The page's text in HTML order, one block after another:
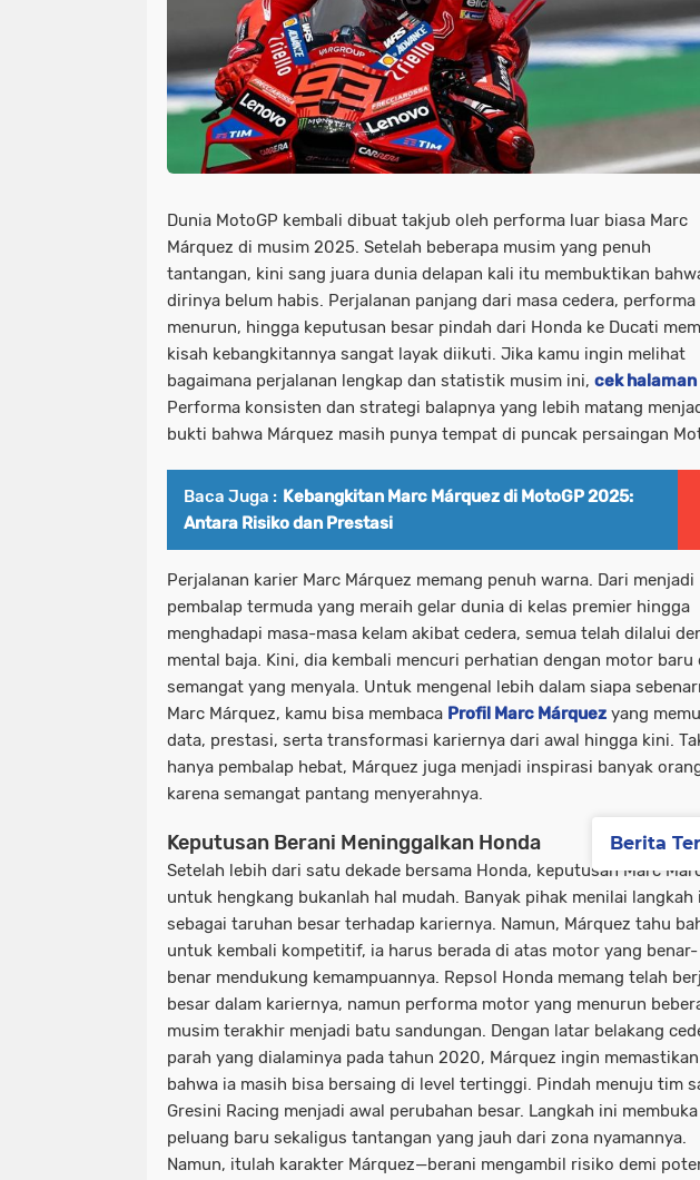
Dunia MotoGP kembali dibuat takjub oleh performa luar biasa Marc
Márquez di musim 2025. Setelah beberapa musim yang penuh
tantangan, kini sang juara dunia delapan kali itu membuktikan
dirinya belum habis. Perjalanan panjang dari masa cedera, performa
menurun, hingga keputusan besar pindah dari Honda ke Ducati
kisah kebangkitannya sangat layak diikuti. Jika kamu ingin melihat
bagaimana perjalanan lengkap dan statistik musim ini, cek halaman
Performa konsisten dan strategi balapnya yang lebih matang
bukti bahwa Márquez masih punya tempat di puncak persaingan
Baca Juga : Kebangkitan Marc Márquez di MotoGP 2025:
Antara Risiko dan Prestasi
Perjalanan karier Marc Márquez memang penuh warna. Dari menjadi
pembalap termuda yang meraih gelar dunia di kelas premier hingga
menghadapi masa-masa kelam akibat cedera, semua telah dilalui
mental baja. Kini, dia kembali mencuri perhatian dengan motor baru
semangat yang menyala. Untuk mengenal lebih dalam siapa
Marc Márquez, kamu bisa membaca Profil Marc Márquez yang
data, prestasi, serta transformasi kariernya dari awal hingga kini.
hanya pembalap hebat, Márquez juga menjadi inspirasi banyak
karena semangat pantang menyerahnya.
Keputusan Berani Meninggalkan Honda
Setelah lebih dari satu dekade bersama Honda, keputusan Marc
untuk hengkang bukanlah hal mudah. Banyak pihak menilai langkah
sebagai taruhan besar terhadap kariernya. Namun, Márquez tahu
untuk kembali kompetitif, ia harus berada di atas motor yang benar-
benar mendukung kemampuannya. Repsol Honda memang telah
besar dalam kariernya, namun performa motor yang menurun
musim terakhir menjadi batu sandungan. Dengan latar belakang
parah yang dialaminya pada tahun 2020, Márquez ingin memastikan
bahwa ia masih bisa bersaing di level tertinggi. Pindah menuju tim
Gresini Racing menjadi awal perubahan besar. Langkah ini membuka
peluang baru sekaligus tantangan yang jauh dari zona nyamannya.
Namun, itulah karakter Márquez—berani mengambil risiko demi
Berita